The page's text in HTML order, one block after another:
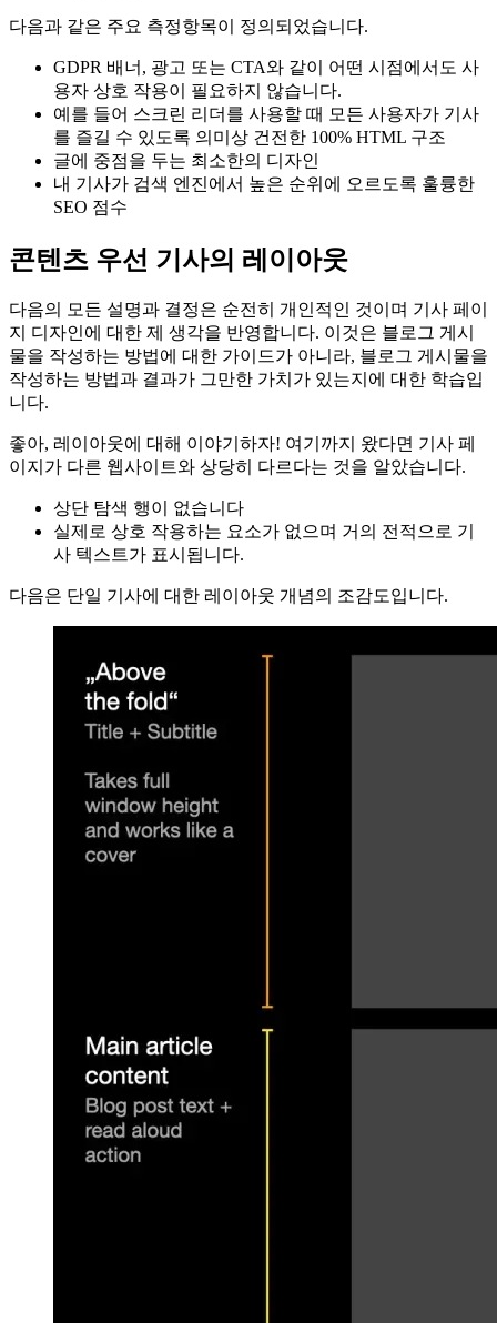
떤 종류의 배너도 없습니다. 나는 단순히 가능한 한 최고의 읽
인을 원했습니다.
다음과 같은 주요 측정항목이 정의되었습니다.
GDPR 배너, 광고 또는 CTA와 같이 어떤 시점에서도 사
용자 상호 작용이 필요하지 않습니다.
예를 들어 스크린 리더를 사용할 때 모든 사용자가 기사
글에 중점을 두는 최소한의 디자인
내 기사가 검색 엔진에서 높은 순위에 오르도록 훌륭한
콘텐츠 우선 기사의 레이아웃
다음의 모든 설명과 결정은 순전히 개인적인 것이며 기사 페이
물을 작성하는 방법에 대한 가이드가 아니라, 블로그 게시물을
작성하는 방법과 결과가 그만한 가치가 있는지에 대한 학습입
좋아, 레이아웃에 대해 이야기하자! 여기까지 왔다면 기사 페
이지가 다른 웹사이트와 상당히 다르다는 것을 알았습니다.
상단 탐색 행이 없습니다
다음은 단일 기사에 대한 레이아웃 개념의 조감도입니다.